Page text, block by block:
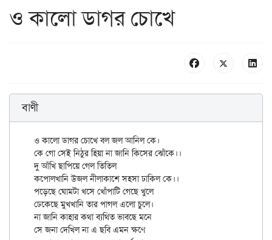
ও কালো ডাগর চোখে
বাণী
ও কালো ডাগর চোখে বল জল আনিল কে।
কে গো সেই নিঠুর হিয়া না জানি কিসের ঝোঁকে।।
দু আঁখি ছাপিয়ে গেল তিতিল
কপোলখানি উজল নীলাকাশে সহসা ঢাকিল কে।।
পড়েছে ঘোমটা খসে খোঁপাটি গেছে খুলে
ঢেকেছে মুখখানি তার পাগল এলো চুলে।
না জানি কাহার কথা ব্যথিত ভাবছে মনে
সে জনা দেখিল না এ ছবি এমন ক্ষণে